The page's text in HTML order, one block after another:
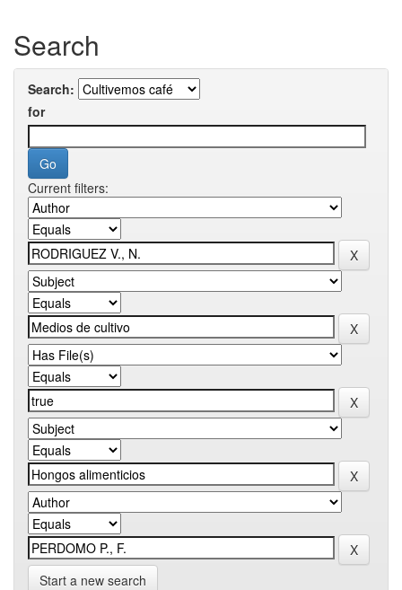
Search
Search:
for
Current filters:
Start a new search